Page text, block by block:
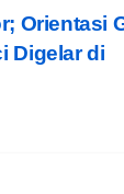
Orientasi
Digelar di